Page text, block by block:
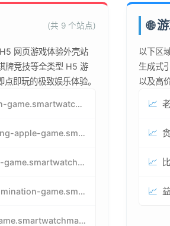
(共 9 个站点)
网页游戏体验外壳站
牌竞技等全类型 H5 游
即玩的极致娱乐体验。
jenga-lown-game.smartwatchmanufacturer.cn
snake-eating-apple-game.smartwatchmanufacturer.cn
tic-tac-toe-game.smartwatchmanufacturer.cn
particle-elimination-game.smartwatchmanufacturer.cn
pacman-game.smartwatchmanufacturer.cn
🌐
以下区
生成式
以及高
📈
📈
📈
📈